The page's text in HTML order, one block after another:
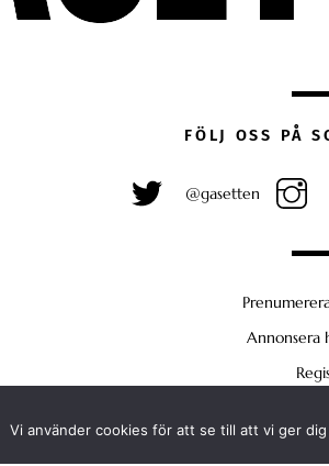
FÖLJ OSS PÅ
@gasetten
Annonsera
Vi använder cookies för att se till att vi ger